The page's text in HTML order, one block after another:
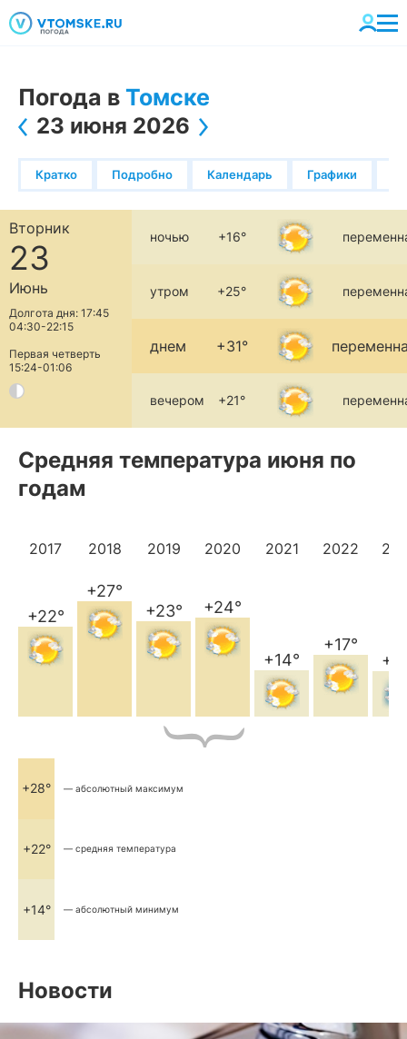
Погода в Томске
23 июня 2026
Кратко Подробно Календарь Графики
Вторник
23
Июнь
Долгота дня: 17:45
04:30-22:15
Первая четверть
15:24-01:06
ночью +16°
утром +25°
днем +31°
вечером +21°
Средняя температура июня по
годам
2017
+22°
2018
+27°
2019
+23°
2020
+24°
2021
+14°
2022
+17°
+28° — абсолютный максимум
+22° — средняя температура
+14° — абсолютный минимум
Новости